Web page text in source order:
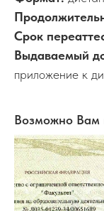
Срок
Выдаваемый
приложение к
Возможно Вам